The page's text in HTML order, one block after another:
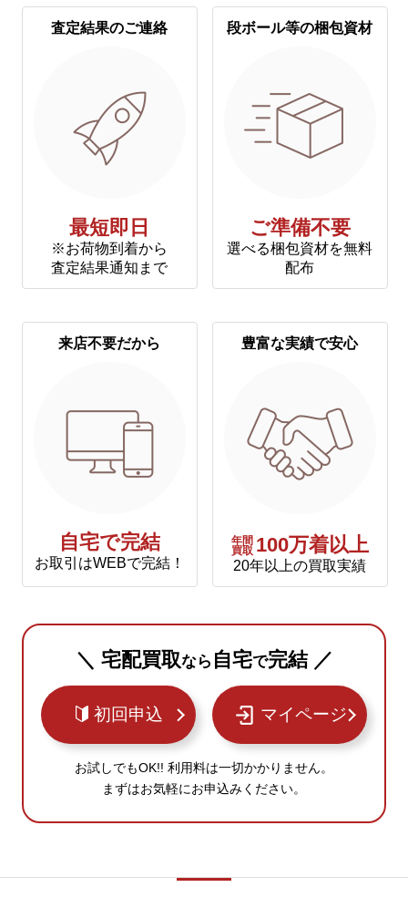
査定結果のご連絡
最短即日
※お荷物到着から
査定結果通知まで
段ボール等の梱包資材
ご準備不要
選べる梱包資材を無料
配布
来店不要だから
自宅で完結
お取引はWEBで完結！
豊富な実績で安心
年間
買取 100万着以上
20年以上の買取実績
＼ 宅配買取なら 自宅で完結 ／
初回申込 マイページ
お試しでもOK!! 利用料は一切かかりません。
まずはお気軽にお申込みください。